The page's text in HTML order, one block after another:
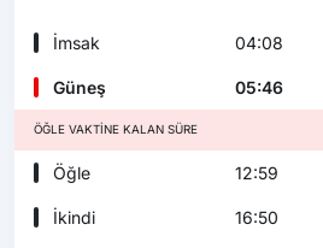
İmsak 04:08
Güneş 05:46
ÖĞLE VAKTINE KALAN SÜRE
Öğle 12:59
İkindi 16:50